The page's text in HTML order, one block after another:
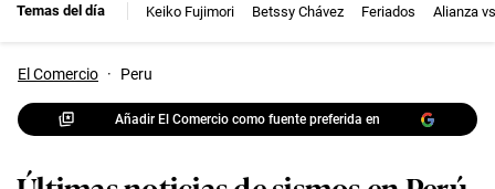
Temas del día Keiko Fujimori Betssy Chávez Feriados Alianza
El Comercio · Peru
Añadir El Comercio como fuente preferida en